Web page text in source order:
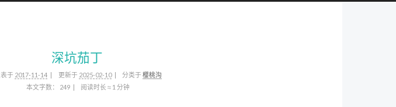
深坑茄丁
于 2017-11-14 更新于 2025-02-10 分类于 樱桃沟
本文字数：
249 阅读时长 ≈ 1 分钟